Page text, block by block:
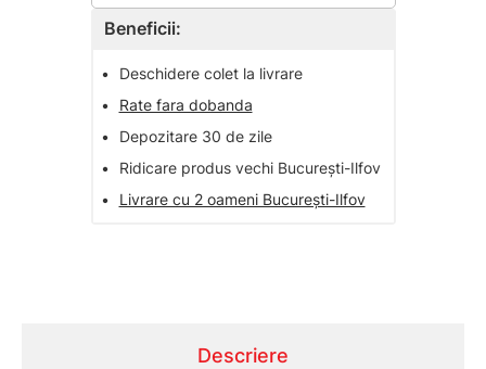
Beneficii:
•
Deschidere colet la livrare
•
Rate fara dobanda
•
Depozitare 30 de zile
•
Ridicare produs vechi București-Ilfov
•
Livrare cu 2 oameni București-Ilfov
Descriere